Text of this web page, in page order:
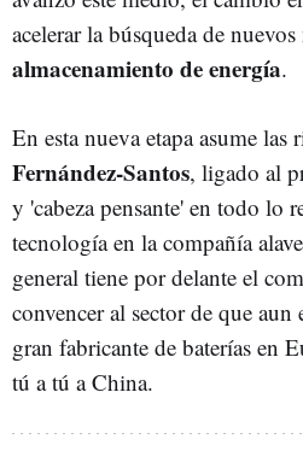
acelerar la búsqueda de
almacenamiento de energía.
En esta nueva etapa asume las
Fernández-Santos, ligado al
y 'cabeza pensante' en todo lo
tecnología en la compañía
general tiene por delante el
convencer al sector de que
gran fabricante de baterías en
tú a tú a China.